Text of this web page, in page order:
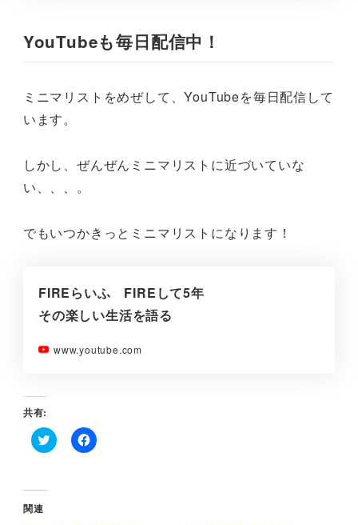
YouTubeも毎日配信中！
ミニマリストをめぜして、YouTubeを毎日配信して
います。
しかし、ぜんぜんミニマリストに近づいていな
い、、、。
でもいつかきっとミニマリストになります！
FIREらいふ FIREして5年
その楽しい生活を語る
www.youtube.com
共有:
ク
し
て
T
F
関連